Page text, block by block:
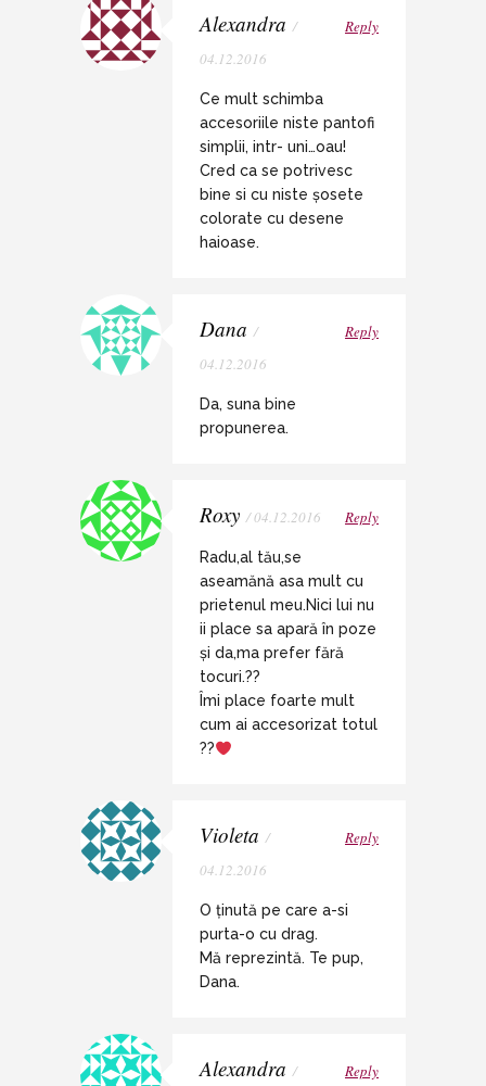
Alexandra /
04.12.2016
Reply
Ce mult schimba
accesoriile niste pantofi
simplii, intr- uni…oau!
Cred ca se potrivesc
bine si cu niste șosete
colorate cu desene
haioase.
Dana /
04.12.2016
Reply
Da, suna bine
propunerea.
Roxy / 04.12.2016 Reply
Radu,al tău,se
aseamănă asa mult cu
prietenul meu.Nici lui nu
ii place sa apară în poze
și da,ma prefer fără
tocuri.??
Îmi place foarte mult
cum ai accesorizat totul
??
Violeta /
04.12.2016
Reply
O ținută pe care a-si
purta-o cu drag.
Mă reprezintă. Te pup,
Dana.
Alexandra /
Reply